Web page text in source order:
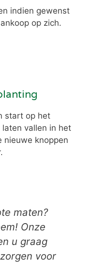
indien gewenst
op zich.
start op het
vallen in het
nieuwe knoppen
maten?
Onze
u graag
voor